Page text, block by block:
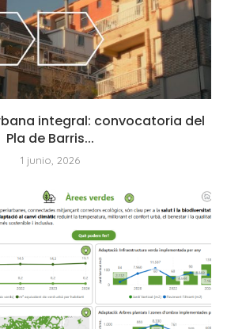
integral: convocatoria del
Pla de Barris...
1 junio, 2026